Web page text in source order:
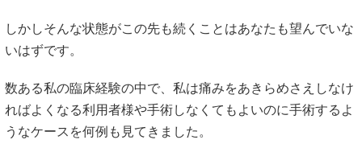
しかしそんな状態がこの先も続くことはあなたも望んでいな
いはずです。
数ある私の臨床経験の中で、私は痛みをあきらめさえしなけ
ればよくなる利用者様や手術しなくてもよいのに手術するよ
うなケースを何例も見てきました。